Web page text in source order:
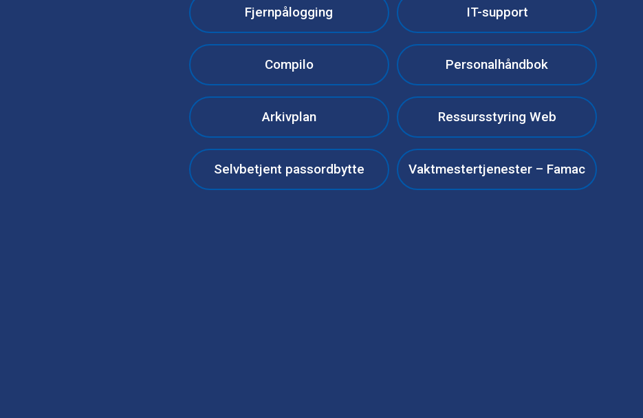
Fjernpålogging IT-support
Compilo Personalhåndbok
Arkivplan Ressursstyring Web
Selvbetjent passordbytte Vaktmestertjenester – Famac